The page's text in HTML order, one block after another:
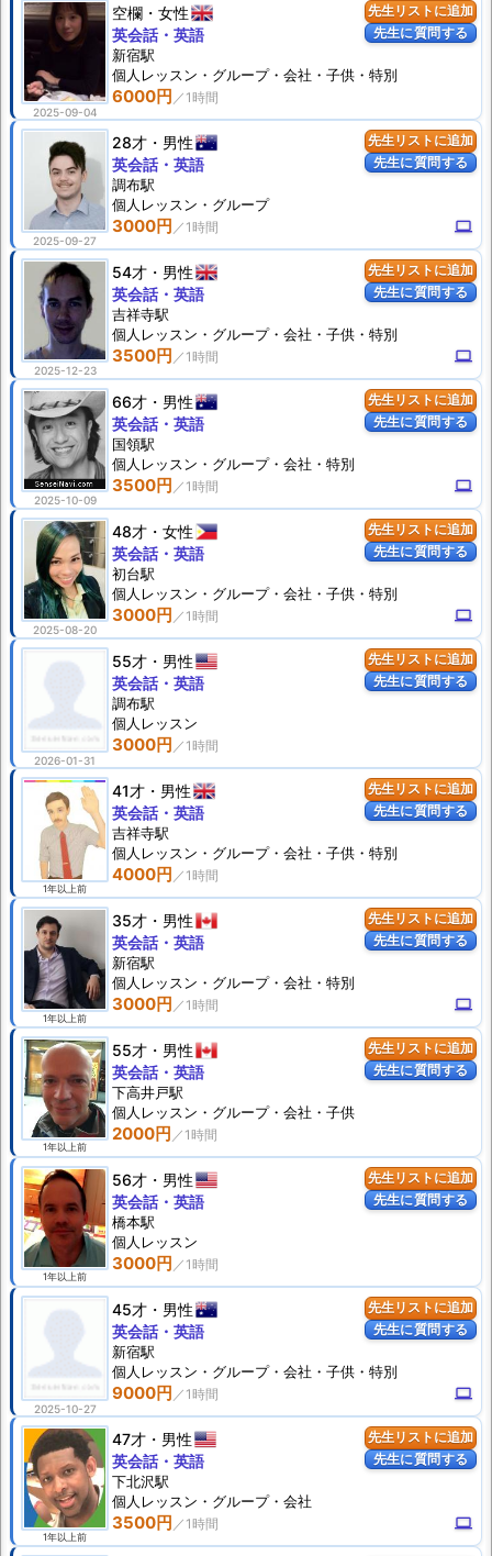
先生リストに追加
先生に質問する
2025-09-04
空欄 女性
6000円
英会話・英語
新宿駅
個人 レッスン ・グループ・会社・子供・特別
先生リストに追加
先生に質問する
2025-09-27
28才 男性
3000円 computer
英会話・英語
調布駅
個人 レッスン ・グループ
先生リストに追加
先生に質問する
2025-12-23
54才 男性
3500円 computer
英会話・英語
吉祥寺駅
個人 レッスン ・グループ・会社・子供・特別
先生リストに追加
先生に質問する
2025-10-09
66才 男性
3500円 computer
英会話・英語
国領駅
個人 レッスン ・グループ・会社・特別
先生リストに追加
先生に質問する
2025-08-20
48才 女性
3000円 computer
英会話・英語
初台駅
個人 レッスン ・グループ・会社・子供・特別
先生リストに追加
先生に質問する
2026-01-31
55才 男性
3000円
英会話・英語
調布駅
個人 レッスン
先生リストに追加
先生に質問する
1年以上前
41才 男性
4000円
英会話・英語
吉祥寺駅
個人 レッスン ・グループ・会社・子供・特別
先生リストに追加
先生に質問する
1年以上前
35才 男性
3000円 computer
英会話・英語
新宿駅
個人 レッスン ・グループ・会社・特別
先生リストに追加
先生に質問する
1年以上前
55才 男性
2000円
英会話・英語
下高井戸駅
個人 レッスン ・グループ・会社・子供
先生リストに追加
先生に質問する
1年以上前
56才 男性
3000円
英会話・英語
橋本駅
個人 レッスン
先生リストに追加
先生に質問する
2025-10-27
45才 男性
9000円 computer
英会話・英語
新宿駅
個人 レッスン ・グループ・会社・子供・特別
先生リストに追加
先生に質問する
1年以上前
47才 男性
3500円 computer
英会話・英語
下北沢駅
個人 レッスン ・グループ・会社